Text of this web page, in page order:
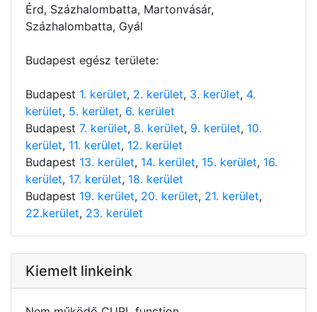
Érd, Százhalombatta, Martonvásár,
Százhalombatta, Gyál
Budapest egész területe:
Budapest 1. kerület, 2. kerület, 3. kerület, 4.
kerület, 5. kerület, 6. kerület
Budapest 7. kerület, 8. kerület, 9. kerület, 10.
kerület, 11. kerület, 12. kerület
Budapest 13. kerület, 14. kerület, 15. kerület, 16.
kerület, 17. kerület, 18. kerület
Budapest 19. kerület, 20. kerület, 21. kerület,
22.kerület, 23. kerület
Kiemelt linkeink